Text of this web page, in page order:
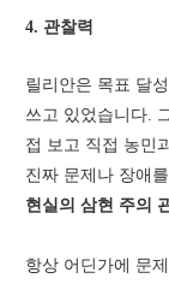
4. 관찰력
릴리안은 목표 달
쓰고 있었습니다.
접 보고 직접 농민
진짜 문제나 장애
현실의 삼현 주의
항상 어딘가에 문